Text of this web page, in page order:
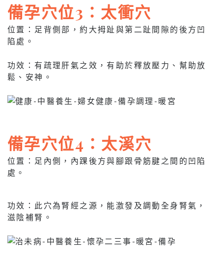
備孕穴位3：太衝穴
位置：足背側部，約大拇趾與第二趾間隙的後方凹
陷處。
功效：有疏理肝氣之效，有助於釋放壓力、幫助放
鬆、安神。
備孕穴位4：太溪穴
位置：足內側，內踝後方與腳跟骨筋腱之間的凹陷
處。
功效：此穴為腎經之源，能激發及調動全身腎氣，
滋陰補腎。